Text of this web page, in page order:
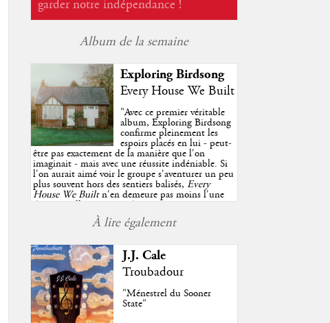
garder notre indépendance !
Album de la semaine
Exploring Birdsong
Every House We Built
"Avec ce premier véritable
album, Exploring Birdsong
confirme pleinement les
espoirs placés en lui - peut-
être pas exactement de la manière que l'on
imaginait - mais avec une réussite indéniable. Si
l'on aurait aimé voir le groupe s'aventurer un peu
plus souvent hors des sentiers balisés,Every
House We Builtn'en demeure pas moins l'une
des très belles surprises de cette année, porté par
plusieurs morceaux qui trouveront sans difficulté
une place de choix dans vos playlists estivales.
À lire également
J.J. Cale
Troubadour
"Ménestrel du Sooner
State"